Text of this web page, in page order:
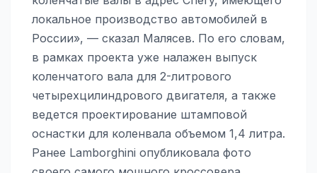
локальное производство автомобилей в
России», — сказал Малясев. По его словам,
в рамках проекта уже налажен выпуск
коленчатого вала для 2-литрового
четырехцилиндрового двигателя, а также
ведется проектирование штамповой
оснастки для коленвала объемом 1,4 литра.
Ранее Lamborghini опубликовала фото